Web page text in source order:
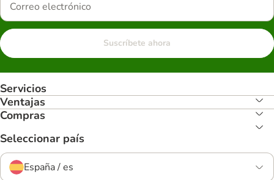
Suscríbete ahora
Servicios
Ventajas
Compras
Seleccionar país
España / es